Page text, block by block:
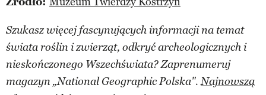
Szukasz więcej fascynujących informacji na temat
świata roślin i zwierząt, odkryć archeologicznych i
nieskończonego Wszechświata? Zaprenumeruj
magazyn „National Geographic Polska".Najnowszą